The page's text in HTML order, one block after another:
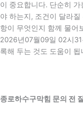
이 중요합니다. 단순히
야 하는지, 조건이 달라
항이 무엇인지 함께 물어
2026년07월09일 02시
록해 두는 것도 도움이 됩
종로하수구막힘 문의 전